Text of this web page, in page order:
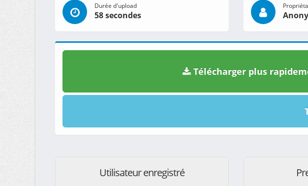
Durée d'upload
58 secondes
Télécharger plus
Utilisateur enregistré